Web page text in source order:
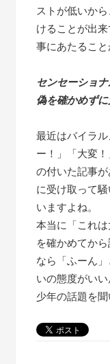
ストが低いか
けることが出
事にあたること
センセーショ
偽を確かめずに
最近はバイラ
ー！」「大変
の付いた記事
に受け取って
いますよね。
本当に「これ
を確かめてか
なら「ふーん
いの態度がい
少年の話題を